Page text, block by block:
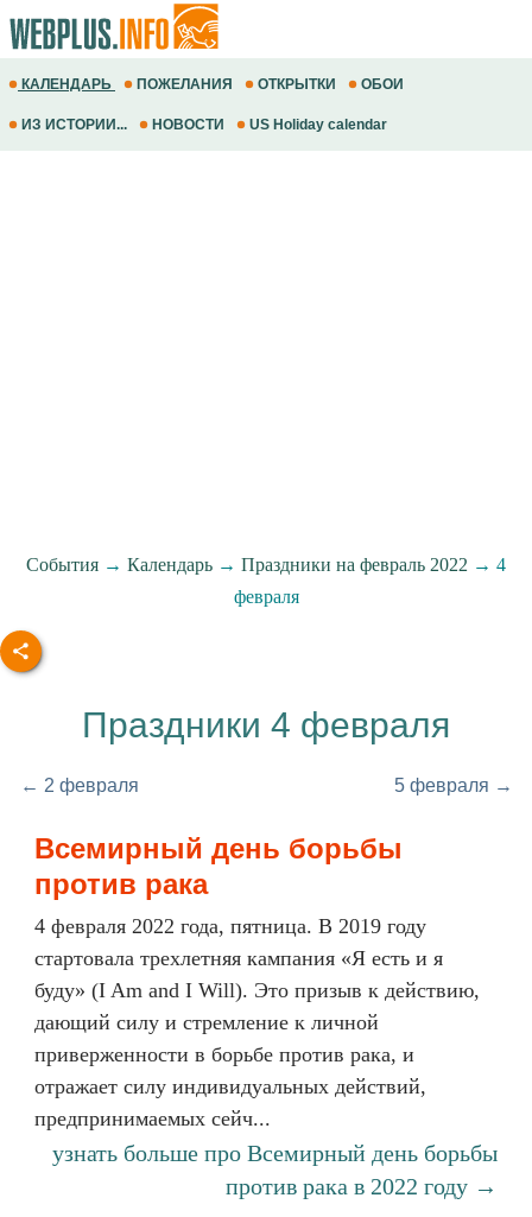
КАЛЕНДАРЬ ПОЖЕЛАНИЯ ОТКРЫТКИ ОБОИ
ИЗ ИСТОРИИ... НОВОСТИ US Holiday calendar
События → Календарь → Праздники на февраль 2022 → 4
февраля
Праздники 4 февраля
← 2 февраля 5 февраля →
Всемирный день борьбы
против рака
4 февраля 2022 года, пятница. В 2019 году
стартовала трехлетняя кампания «Я есть и я
буду» (I Am and I Will). Это призыв к действию,
дающий силу и стремление к личной
приверженности в борьбе против рака, и
отражает силу индивидуальных действий,
предпринимаемых сейч...
узнать больше про Всемирный день борьбы
против рака в 2022 году →